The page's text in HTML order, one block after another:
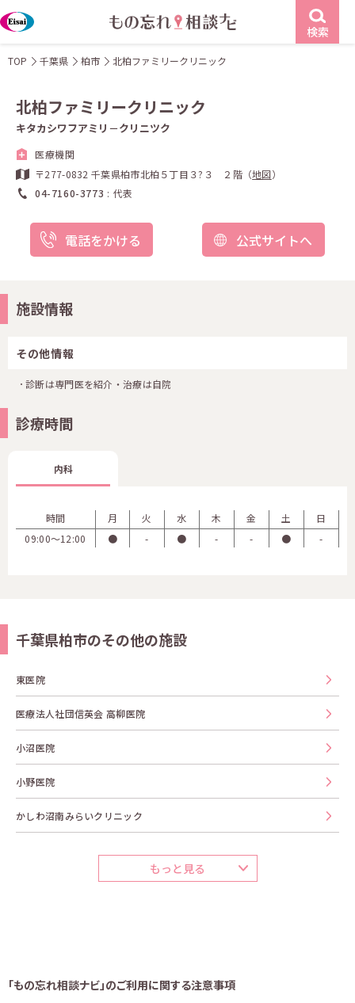
検索
TOP 千葉県 柏市 北柏ファミリークリニック
北柏ファミリークリニック
キタカシワフアミリ－クリニツク
医療機関
〒277-0832 千葉県柏市北柏５丁目３?３ ２階（地図）
04-7160-3773
代表
電話をかける 公式サイトへ
施設情報
その他情報
診断は専門医を紹介・治療は自院
診療時間
内科
時間 月 火 水 木 金 土
日
09:00〜12:00
● - ● - - ● -
千葉県柏市のその他の施設
東医院
医療法人社団信英会 高柳医院
小沼医院
小野医院
かしわ沼南みらいクリニック
もっと見る
「もの忘れ相談ナビ」のご利用に関する注意事項